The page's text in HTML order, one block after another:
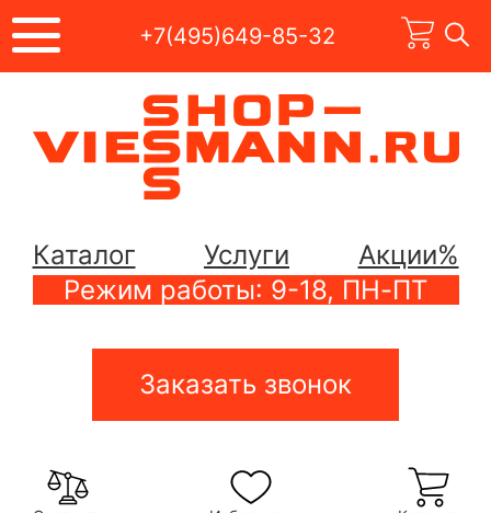
+7(495)649-85-32
Каталог Услуги
Акции%
Режим работы: 9-18, ПН-ПТ
Заказать звонок